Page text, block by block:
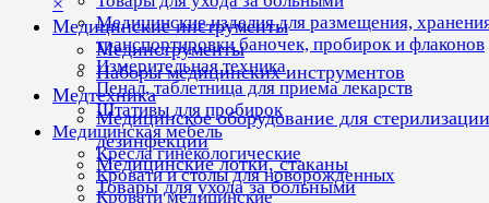
Медицинские изделия для размещения,
транспортировки баночек, пробирок и флаконов
Измерительная техника
Пенал, таблетница для приема лекарств
Штативы для пробирок
Медицинская мебель
Кресла гинекологические
Кровати и столы для новорожденных
Кровати медицинские
Медицинские инструменты
Мединструменты
Наборы медицинских инструментов
Медтехника
Медицинское оборудование для
дезинфекции
Медицинские лотки, стаканы
Товары для ухода за больными